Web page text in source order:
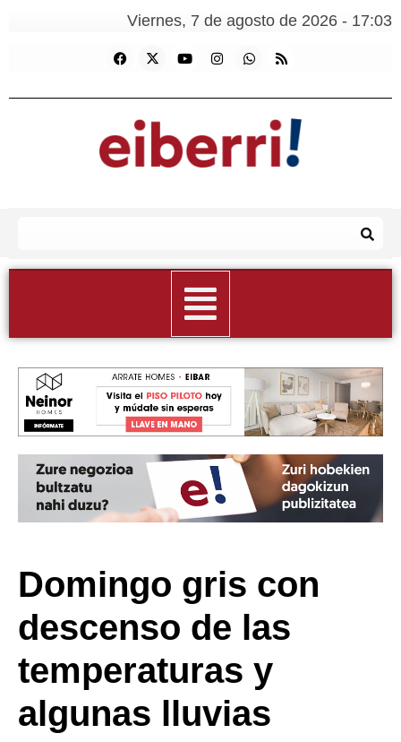
Viernes, 7 de agosto de 2026 - 17:03
Domingo gris con
descenso de las
temperaturas y
algunas lluvias